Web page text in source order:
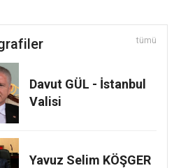
tümü
Davut GÜL - İstanbul
Valisi
Yavuz Selim KÖŞGER